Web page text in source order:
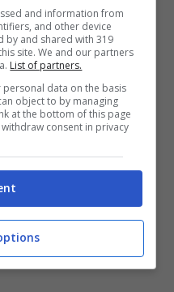
meglio, secondo
che non va
si accendono
and information from
and other device
by and shared with 319
site. We and our partners
List of partners.
data on the basis
object to by managing
at the bottom of this page
consent in privacy